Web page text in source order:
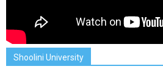
Shoolini University